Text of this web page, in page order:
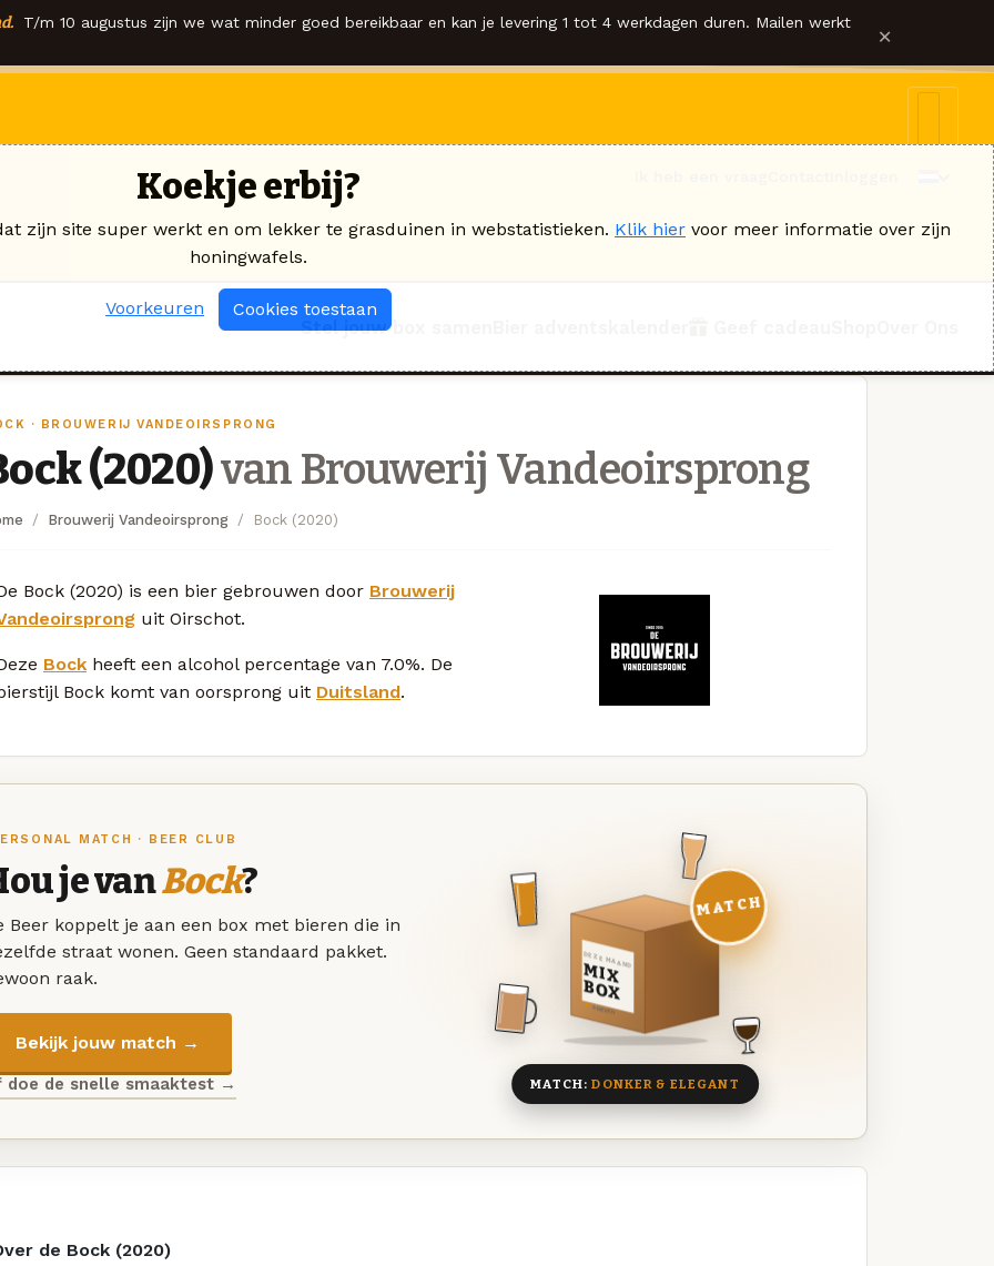
T/m 10 augustus zijn we wat minder goed bereikbaar en kan je levering 1 tot 4 werkdagen duren. Mailen werkt ×
Stel jouw box samen
· BROUWERIJ VANDEOIRSPRONG
(2020)van Brouwerij Vandeoirsprong
Brouwerij Vandeoirsprong Bock (2020)
Bock (2020) is een bier gebrouwen door Brouwerij
uit Oirschot.
Bock heeft een alcohol percentage van 7.0%. De
Bock komt van oorsprong uit Duitsland.
MATCH · BEER CLUB
je vanBock?
Beer koppelt je aan een box met bieren die in
straat wonen. Geen standaard pakket.
raak.
Bekijk jouw match →
doe de snelle smaaktest →
DEZE MAAND
MIX
BOX
8 BIEREN
MATCH
MATCH:DONKER & ELEGANT
de Bock (2020)
Koekje erbij?
zijn site super werkt en om lekker te grasduinen in webstatistieken. Klik hier voor meer informatie over zijn
honingwafels.
Voorkeuren Cookies toestaan